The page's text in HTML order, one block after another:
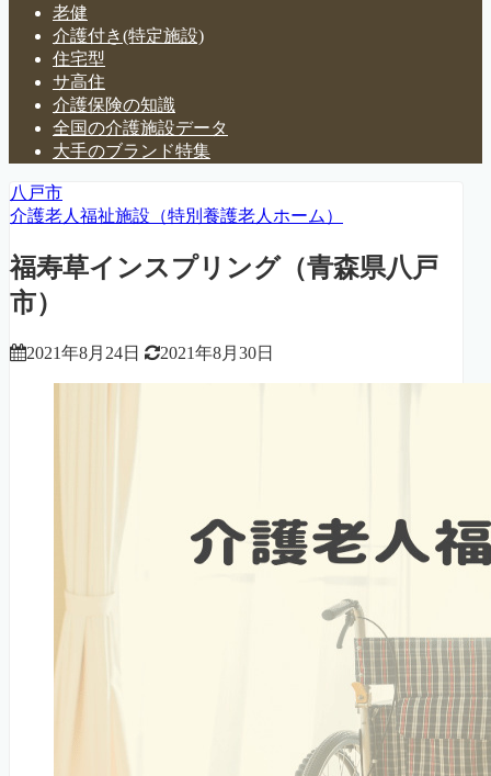
老健
介護付き(特定施設)
住宅型
サ高住
介護保険の知識
全国の介護施設データ
大手のブランド特集
八戸市
介護老人福祉施設（特別養護老人ホーム）
福寿草インスプリング（青森県八戸
市）
2021年8月24日 2021年8月30日